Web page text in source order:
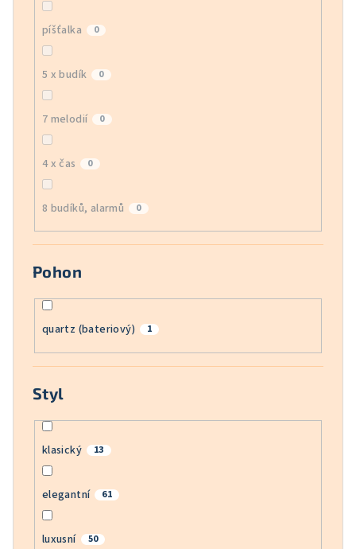
píšťalka 0
5 x budík 0
7 melodií 0
4 x čas 0
8 budíků, alarmů 0
Pohon
quartz (bateriový) 1
Styl
klasický 13
elegantní 61
luxusní 50